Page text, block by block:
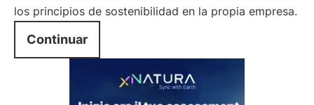
los principios de sostenibilidad en la propia empresa.
Continuar